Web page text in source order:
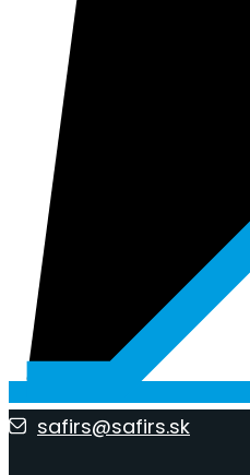
safirs@safirs.sk